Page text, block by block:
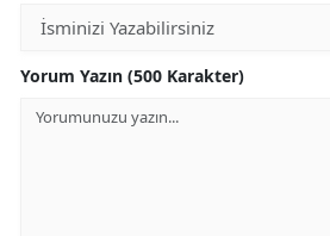
Yorum Yazın (500 Karakter)